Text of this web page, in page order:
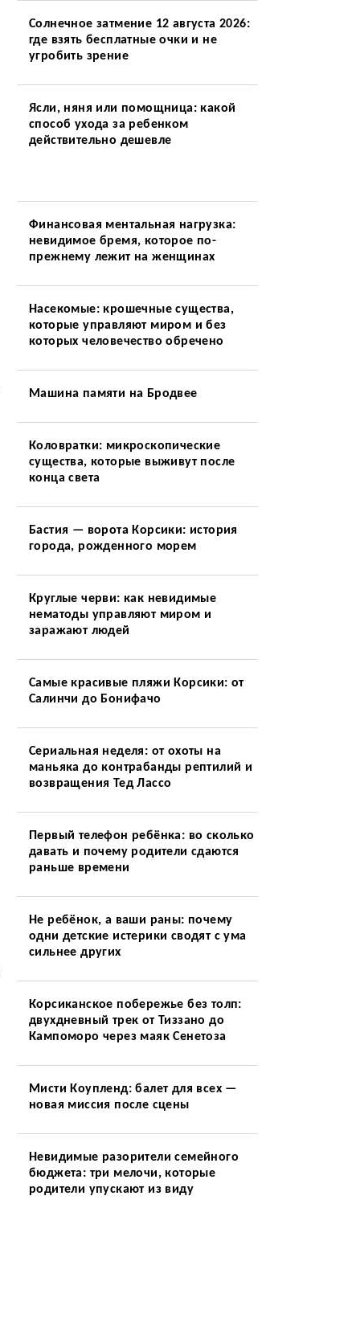
Солнечное затмение 12 августа 2026:
где взять бесплатные очки и не
угробить зрение
Ясли, няня или помощница: какой
способ ухода за ребенком
действительно дешевле
Финансовая ментальная нагрузка:
невидимое бремя, которое по-
прежнему лежит на женщинах
Насекомые: крошечные существа,
которые управляют миром и без
которых человечество обречено
Машина памяти на Бродвее
Коловратки: микроскопические
существа, которые выживут после
конца света
Бастия — ворота Корсики: история
города, рожденного морем
Круглые черви: как невидимые
нематоды управляют миром и
заражают людей
Самые красивые пляжи Корсики: от
Салинчи до Бонифачо
Сериальная неделя: от охоты на
маньяка до контрабанды рептилий и
возвращения Тед Лассо
Первый телефон ребёнка: во сколько
давать и почему родители сдаются
раньше времени
Не ребёнок, а ваши раны: почему
одни детские истерики сводят с ума
сильнее других
Корсиканское побережье без толп:
двухдневный трек от Тиззано до
Кампоморо через маяк Сенетоза
Мисти Коупленд: балет для всех —
новая миссия после сцены
Невидимые разорители семейного
бюджета: три мелочи, которые
родители упускают из виду